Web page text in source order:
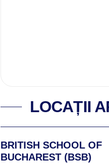
LOCAȚII
BRITISH SCHOOL OF
BUCHAREST (BSB)